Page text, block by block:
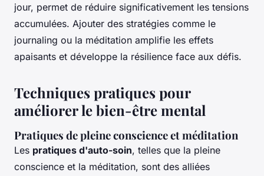
jour, permet de réduire significativement les tensions
accumulées. Ajouter des stratégies comme le
journaling ou la méditation amplifie les effets
apaisants et développe la résilience face aux défis.
Techniques pratiques pour
améliorer le bien-être mental
Pratiques de pleine conscience et méditation
Les pratiques d'auto-soin, telles que la pleine
conscience et la méditation, sont des alliées